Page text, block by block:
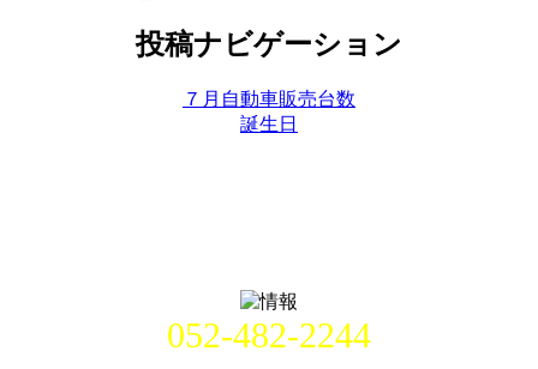
投稿ナビゲーション
７月自動車販売台数
誕生日
052-482-2244